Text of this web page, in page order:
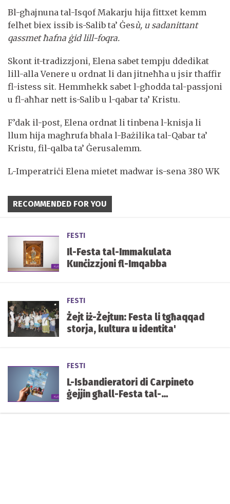
Bl-għajnuna tal-Isqof Makarju hija fittxet kemm
felħet biex issib is-Salib ta’ Ġesù, u sadanittant
qassmet ħafna ġid lill-foqra.
Skont it-tradizzjoni, Elena sabet tempju ddedikat
lill-alla Venere u ordnat li dan jitneħħa u jsir tħaffir
fl-istess sit. Hemmhekk sabet l-għodda tal-passjoni
u fl-aħħar nett is-Salib u l-qabar ta’ Kristu.
F’dak il-post, Elena ordnat li tinbena l-knisja li
llum hija magħrufa bħala l-Bażilika tal-Qabar ta’
Kristu, fil-qalba ta’ Ġerusalemm.
L-Imperatriċi Elena mietet madwar is-sena 380 WK
RECOMMENDED FOR YOU
FESTI
Il-Festa tal-Immakulata
Kunċizzjoni fl-Imqabba
FESTI
Żejt iż-Żejtun: Festa li tgħaqqad
storja, kultura u identita'
FESTI
L-Isbandieratori di Carpineto
ġejjin għall-Festa tal-